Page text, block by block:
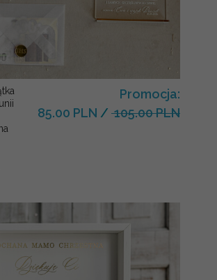
Promocja:
85.00 PLN / 105.00 PLN